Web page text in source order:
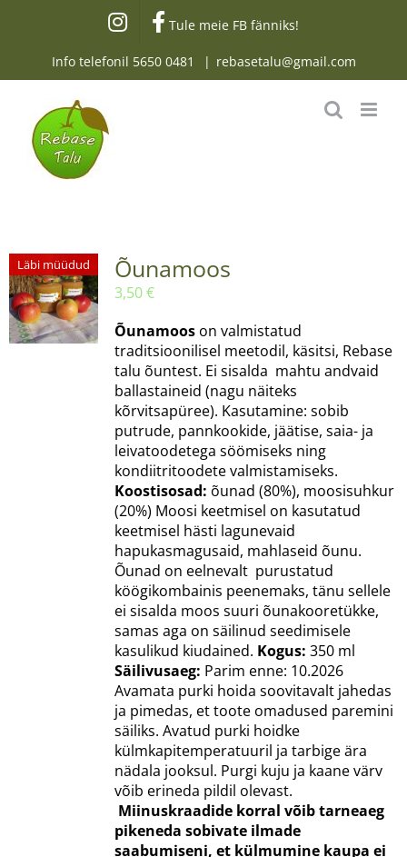
Tule meie FB fänniks!
Info telefonil 5650 0481 | rebasetalu@gmail.com
Läbi müüdud Õunamoos
3,50€
Õunamooson valmistatud
traditsioonilisel meetodil, käsitsi, Rebase
talu õuntest. Ei sisalda mahtu andvaid
ballastaineid (nagu näiteks
kõrvitsapüree). Kasutamine: sobib
putrude, pannkookide, jäätise, saia- ja
leivatoodetega söömiseks ning
kondiitritoodete valmistamiseks.
Koostisosad: õunad (80%), moosisuhkur
(20%) Moosi keetmisel on kasutatud
keetmisel hästi lagunevaid
hapukasmagusaid, mahlaseid õunu.
Õunad on eelnevalt purustatud
köögikombainis peenemaks, tänu sellele
ei sisalda moos suuri õunakooretükke,
samas aga on säilinud seedimisele
kasulikud kiudained. Kogus: 350 ml
Säilivusaeg: Parim enne: 10.2026
Avamata purki hoida soovitavalt jahedas
ja pimedas, et toote omadused paremini
säiliks. Avatud purki hoidke
külmkapitemperatuuril ja tarbige ära
nädala jooksul. Purgi kuju ja kaane värv
võib erineda pildil olevast.
Miinuskraadide korral võib tarneaeg
pikeneda sobivate ilmade
saabumiseni, et külmumine kaupa ei